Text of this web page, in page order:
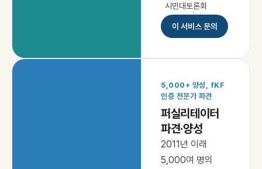
시민대토론회
이 서비스 문의
5,000+ 양성, fKF
인증 전문가 파견
퍼실리테이터
파견·양성
2011년 이래
5,000여 명의